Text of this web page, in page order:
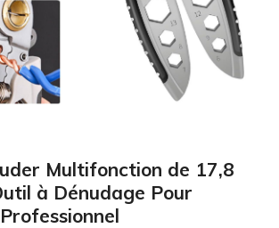
Multifonction de 17,8
à Dénudage Pour